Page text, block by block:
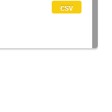
csv